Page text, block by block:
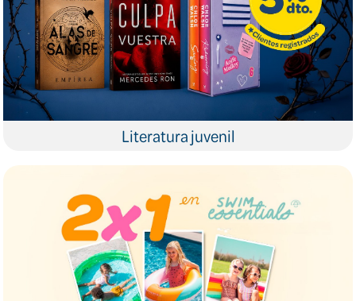
Literatura juvenil